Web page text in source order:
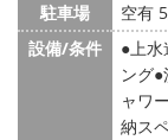
駐車場
空有
設備/条件
上水
ング
ャワー
納ス